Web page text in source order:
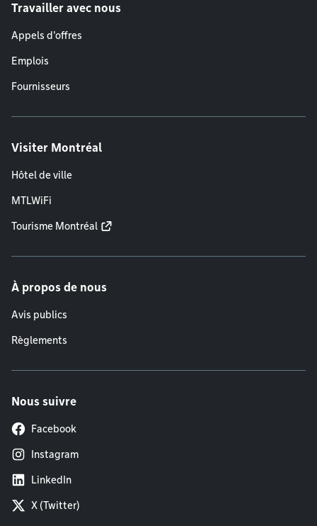
Travailler avec nous
Appels d'offres
Emplois
Fournisseurs
Visiter Montréal
Hôtel de ville
MTLWiFi
Tourisme Montréal
À propos de nous
Avis publics
Règlements
Nous suivre
Facebook
Instagram
LinkedIn
X (Twitter)